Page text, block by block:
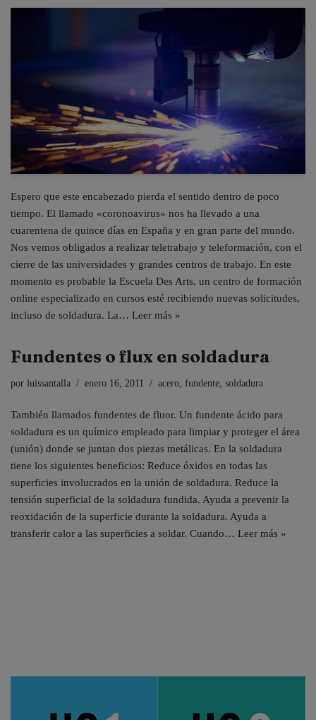
Espero que este encabezado pierda el sentido dentro de poco
tiempo. El llamado «coronoavirus» nos ha llevado a una
cuarentena de quince días en España y en gran parte del mundo.
Nos vemos obligados a realizar teletrabajo y teleformación, con el
cierre de las universidades y grandes centros de trabajo. En este
momento es probable la Escuela Des Arts, un centro de formación
online especializado en cursos esté recibiendo nuevas solicitudes,
incluso de soldadura. La… Leer más »
Fundentes o flux en soldadura
por luissantalla enero 16, 2011 acero, fundente, soldadura
También llamados fundentes de fluor. Un fundente ácido para
soldadura es un químico empleado para limpiar y proteger el área
(unión) donde se juntan dos piezas metálicas. En la soldadura
tiene los siguientes beneficios: Reduce óxidos en todas las
superficies involucrados en la unión de soldadura. Reduce la
tensión superficial de la soldadura fundida. Ayuda a prevenir la
reoxidación de la superficie durante la soldadura. Ayuda a
transferir calor a las superficies a soldar. Cuando… Leer más »